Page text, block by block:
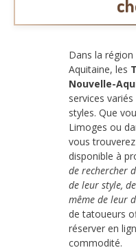
Dans la
Aquitaine, les
Nouvelle-
services
styles. Que
Limoges ou
vous
disponible à
de rechercher
de leur style,
même de leur
de tatoueurs
réserver en
commodité.